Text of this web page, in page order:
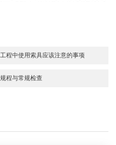
程中使用索具应该注意的事项
程与常规检查